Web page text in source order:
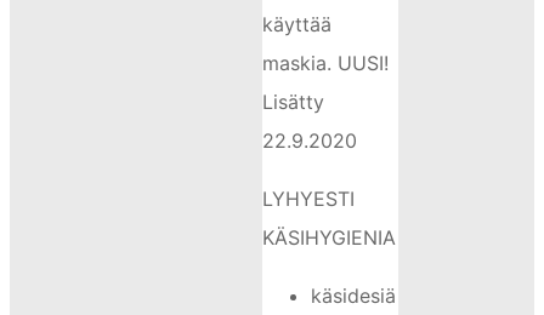
käyttää
maskia. UUSI!
Lisätty
22.9.2020
LYHYESTI
KÄSIHYGIENIA
käsidesiä